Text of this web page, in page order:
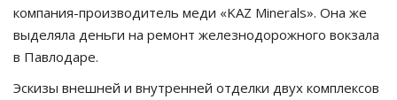
компания-производитель меди «KAZ Minerals». Она же
выделяла деньги на ремонт железнодорожного вокзала
в Павлодаре.
Эскизы внешней и внутренней отделки двух комплексов